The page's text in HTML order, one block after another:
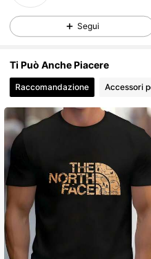
4 Follower
4 Follower
4 Follower
Segui
Ti Può Anche Piacere
Raccomandazione Accessori